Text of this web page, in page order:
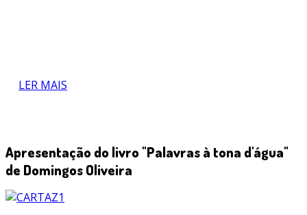
LER MAIS
Apresentação do livro "Palavras à tona d'água"
de Domingos Oliveira